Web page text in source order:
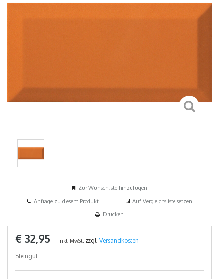
Zur Wunschliste hinzufügen
Anfrage zu diesem Produkt
Auf Vergleichsliste setzen
Drucken
€ 32,95 Inkl. MwSt. zzgl. Versandkosten
Steingut